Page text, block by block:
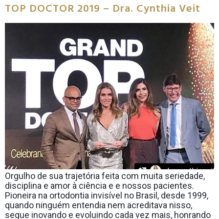
TOP DOCTOR 2019 – Dra. Cynthia Veit
Orgulho de sua trajetória feita com muita seriedade,
disciplina e amor à ciência e e nossos pacientes.
Pioneira na ortodontia invisível no Brasil, desde 1999,
quando ninguém entendia nem acreditava nisso,
segue inovando e evoluindo cada vez mais, honrando